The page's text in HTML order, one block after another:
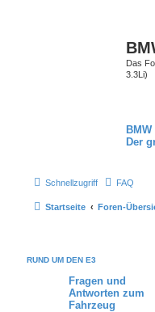
Das
3.3Li)
BMW
Der
Schnellzugriff FAQ
Startseite Foren-
RUND UM DEN E3
Fragen und
Antworten zum
Fahrzeug